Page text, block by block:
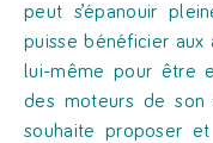
peut s’épanouir
puisse bénéficier aux
lui-même pour être
des moteurs de son
souhaite proposer